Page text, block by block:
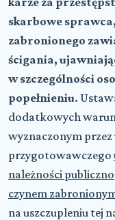
skarbowe
zabronionego
ścigania,
w szczególności
popełnieniu.
dodatkowych
wyznaczonym
przygotowawczego
należności
czynem
na uszczupleniu tej